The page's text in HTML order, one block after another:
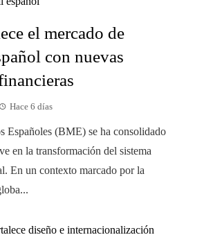
el mercado de
con nuevas
Hace 6 días
Españoles (BME) se ha consolidado
en la transformación del sistema
En un contexto marcado por la